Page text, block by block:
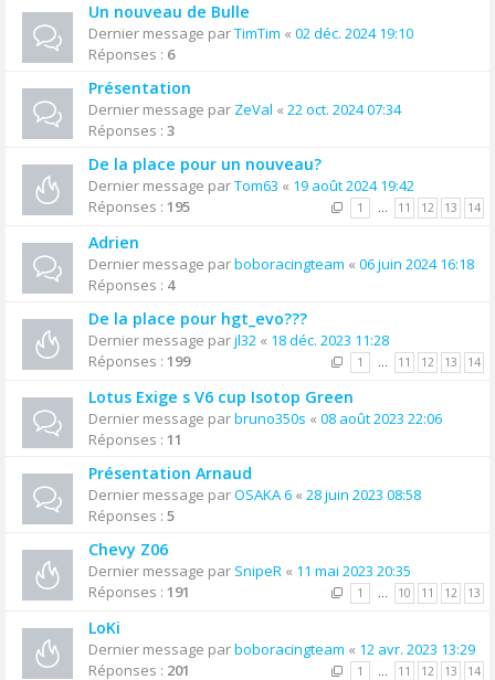
Un nouveau de Bulle
Dernier message parTimTim « 02 déc. 2024 19:10
Réponses : 6
Présentation
Dernier message par ZeVal « 22 oct. 2024 07:34
Réponses : 3
De la place pour un nouveau?
Dernier message parTom63 « 19 août 2024 19:42
Réponses : 195 1 … 11 12 13 14
Adrien
Dernier message parboboracingteam « 06 juin 2024 16:18
Réponses : 4
De la place pour hgt_evo???
Dernier message parjl32 « 18 déc. 2023 11:28
Réponses : 199 1 … 11 12 13 14
Lotus Exige s V6 cup Isotop Green
Dernier message parbruno350s « 08 août 2023 22:06
Réponses : 11
Présentation Arnaud
Dernier message parOSAKA 6 « 28 juin 2023 08:58
Réponses : 5
Chevy Z06
Dernier message par SnipeR « 11 mai 2023 20:35
Réponses : 191 1 … 10 11 12 13
LoKi
Dernier message parboboracingteam « 12 avr. 2023 13:29
Réponses : 201 1 … 11 12 13 14